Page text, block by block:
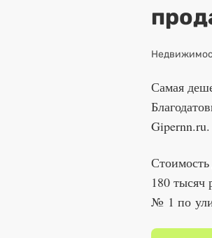
Самая
Gipernn.ru.
180 тысяч
№ 1 по